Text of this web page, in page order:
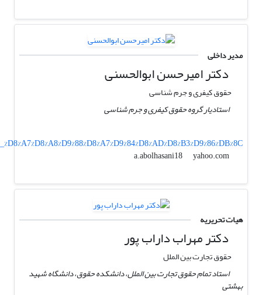
مدیر داخلی
دکتر امیرحسن ابوالحسنی
حقوق کیفری و جرم شناسی
استادیار گروه حقوق کیفری و جرم شناسی
a.abolhasani18
yahoo.com
هیات تحریریه
دکتر مهراب داراب پور
حقوق تجارت بین الملل
استاد تمام حقوق تجارت بین الملل، دانشکده حقوق، دانشگاه شهید
بهشتی